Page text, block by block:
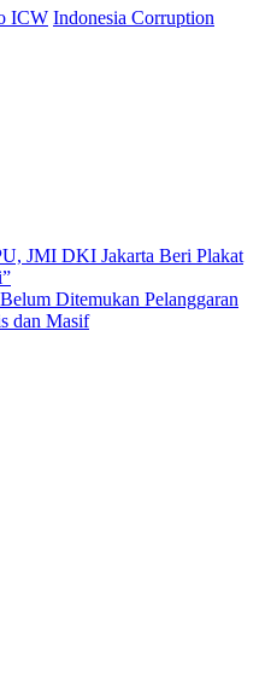
ICW Indonesia Corruption
JMI DKI Jakarta Beri Plakat
Ditemukan Pelanggaran
dan Masif